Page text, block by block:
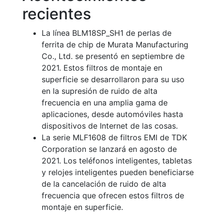
recientes
La línea BLM18SP_SH1 de perlas de
ferrita de chip de Murata Manufacturing
Co., Ltd. se presentó en septiembre de
2021. Estos filtros de montaje en
superficie se desarrollaron para su uso
en la supresión de ruido de alta
frecuencia en una amplia gama de
aplicaciones, desde automóviles hasta
dispositivos de Internet de las cosas.
La serie MLF1608 de filtros EMI de TDK
Corporation se lanzará en agosto de
2021. Los teléfonos inteligentes, tabletas
y relojes inteligentes pueden beneficiarse
de la cancelación de ruido de alta
frecuencia que ofrecen estos filtros de
montaje en superficie.